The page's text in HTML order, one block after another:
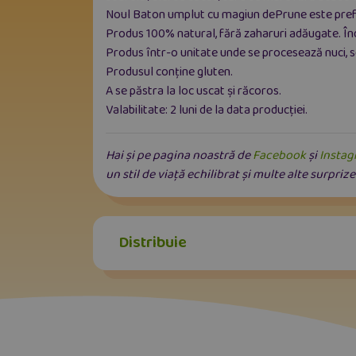
Noul Baton umplut cu magiun dePrune este
Produs 100% natural, fără zaharuri adăugate.
Produs într-o unitate unde se procesează nuci,
Produsul conține gluten.
A se păstra la loc uscat și răcoros.
Valabilitate: 2 luni de la data producției.
Hai și pe pagina noastră deFacebookși
un stil de viață echilibrat și multe alte
Distribuie